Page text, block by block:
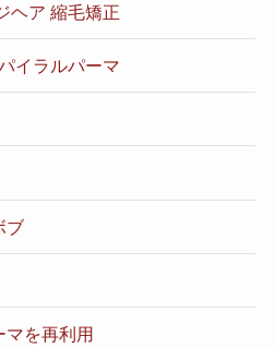
ヘア 縮毛矯正
イラルパーマ
ブ
マを再利用